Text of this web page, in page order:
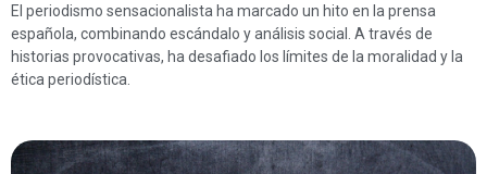
El periodismo sensacionalista ha marcado un hito en la prensa
española, combinando escándalo y análisis social. A través de
historias provocativas, ha desafiado los límites de la moralidad y la
ética periodística.